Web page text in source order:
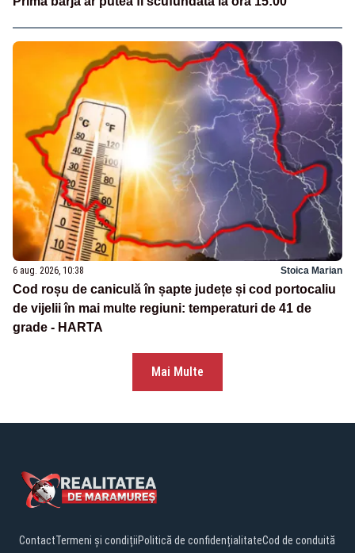
6 aug. 2026, 10:38 Stoica Marian
Cod roșu de caniculă în șapte județe și cod portocaliu
de vijelii în mai multe regiuni: temperaturi de 41 de
grade - HARTA
Mai Multe
ContactTermeni și condițiiPolitică de confidențialitateCod de conduită